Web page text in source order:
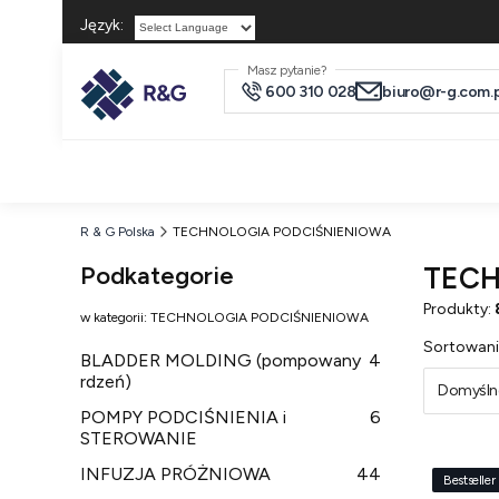
Język:
Powered by
Masz pytanie?
600 310 028 biuro@r-
R & G Polska TECHNOLOGIA PODCIŚNIENIOWA
Podkategorie
w kategorii: TECHNOLOGIA PODCIŚNIENIOWA
BLADDER MOLDING (pompowany
rdzeń)
4
POMPY PODCIŚNIENIA i
STEROWANIE
6
INFUZJA PRÓŻNIOWA
44
Produkty:
Lista
Bestseller